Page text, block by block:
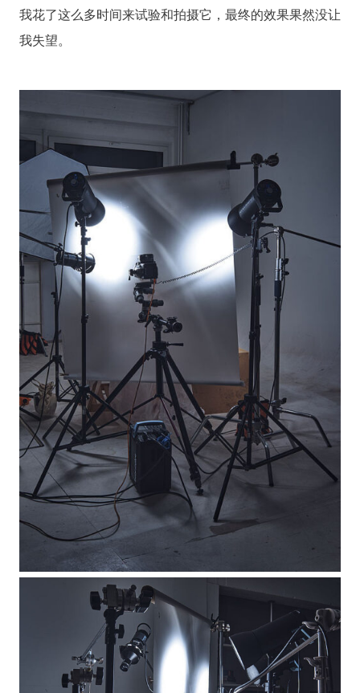
我花了这么多时间来试验和拍摄它，最终的效果果然没让
我失望。